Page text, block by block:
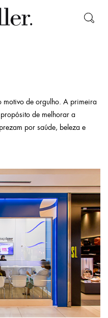
motivo de orgulho. A primeira
de melhorar a
por saúde, beleza e